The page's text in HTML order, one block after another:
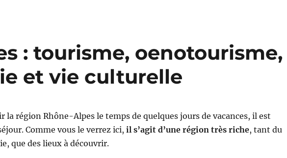
: tourisme, oenotourisme,
et vie culturelle
la région Rhône-Alpes le temps de quelques jours de vacances, il est
Comme vous le verrez ici,il s’agit d’une région très riche, tant du
que des lieux à découvrir.